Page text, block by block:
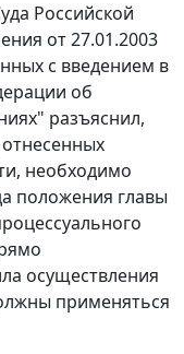
Российской
от 27.01.2003
с введением в
об
разъяснил,
необходимо
положения главы
осуществления
применяться